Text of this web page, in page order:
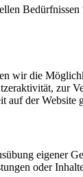
wir die
zur
der Website
eigener
oder